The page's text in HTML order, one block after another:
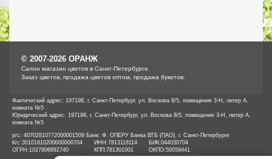
© 2007-2026 ОРАНЖ
Cалон магазин цветов в Санкт-Петербурге.
Заказ цветов, продажа цветов оптом, продажа букетов.
Фактический адрес: 197198, г. Санкт-Петербург, ул. Воскова 8/5, помещение 3-Н, литер А,
комната №5
Юридический адрес: 197198, г. Санкт-Петербург, ул. Воскова 8/5, помещение 3-Н, литер А,
комната №5
р/с: 40702810772000001509 Банк: Ф. ОПЕРУ Банка ВТБ (ПАО), г. Санкт-Петербурге
К/с:30101810200000000704 ИНН:7813118114 БИК:044030704
ОГРН: 1027806892740 КПП:781301001 ОКПО:50059441